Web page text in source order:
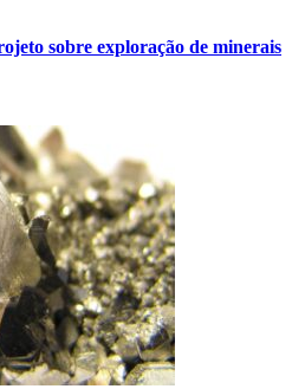
sobre exploração de minerais